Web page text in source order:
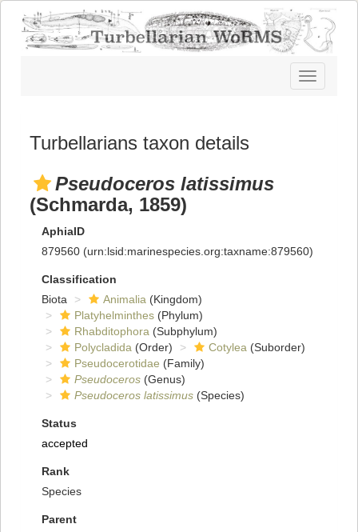
Toggle
navigation
Turbellarians taxon details
Pseudoceros latissimus
(Schmarda, 1859)
AphiaID
879560 (urn:lsid:marinespecies.org:taxname:879560)
Classification
Biota
Animalia (Kingdom)
Platyhelminthes (Phylum)
Rhabditophora (Subphylum)
Polycladida (Order) Cotylea (Suborder)
Pseudocerotidae (Family)
Pseudoceros (Genus)
Pseudoceros latissimus (Species)
Status
accepted
Rank
Species
Parent